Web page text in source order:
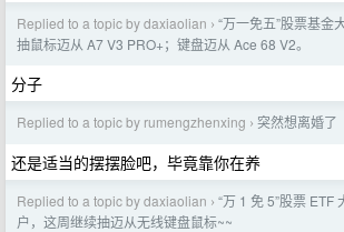
Replied to a topic by daxiaolian › “万一免五”股票基金
抽鼠标迈从 A7 V3 PRO+；键盘迈从 Ace 68 V2。
分子
Replied to a topic by rumengzhenxing › 突然想离婚了
还是适当的摆摆脸吧，毕竟靠你在养
Replied to a topic by daxiaolian › “万 1 免 5”股票 ETF
户，这周继续抽迈从无线键盘鼠标~~